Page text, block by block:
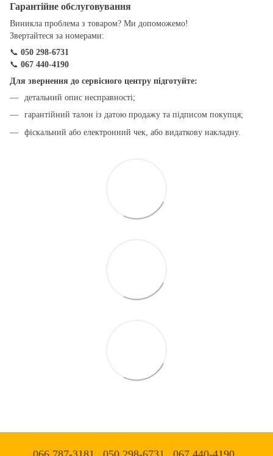
Гарантійне обслуговування
Виникла проблема з товаром? Ми допоможемо!
Звертайтеся за номерами:
📞 050 298-6731
📞 067 440-4190
Для звернення до сервісного центру підготуйте:
детальний опис несправності;
гарантійний талон із датою продажу та підписом покупця;
фіскальний або електронний чек, або видаткову накладну.